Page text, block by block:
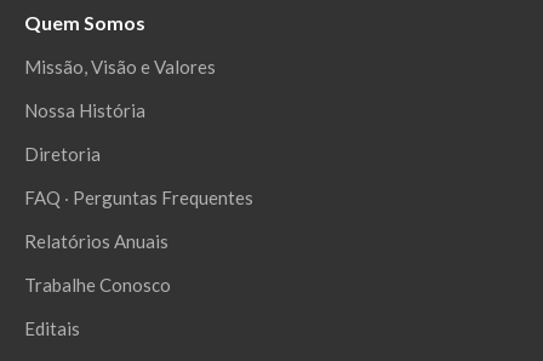
Quem Somos
Missão, Visão e Valores
Nossa História
Diretoria
FAQ ‧ Perguntas Frequentes
Relatórios Anuais
Trabalhe Conosco
Editais